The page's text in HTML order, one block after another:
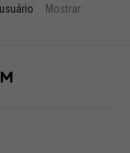
Mostrar